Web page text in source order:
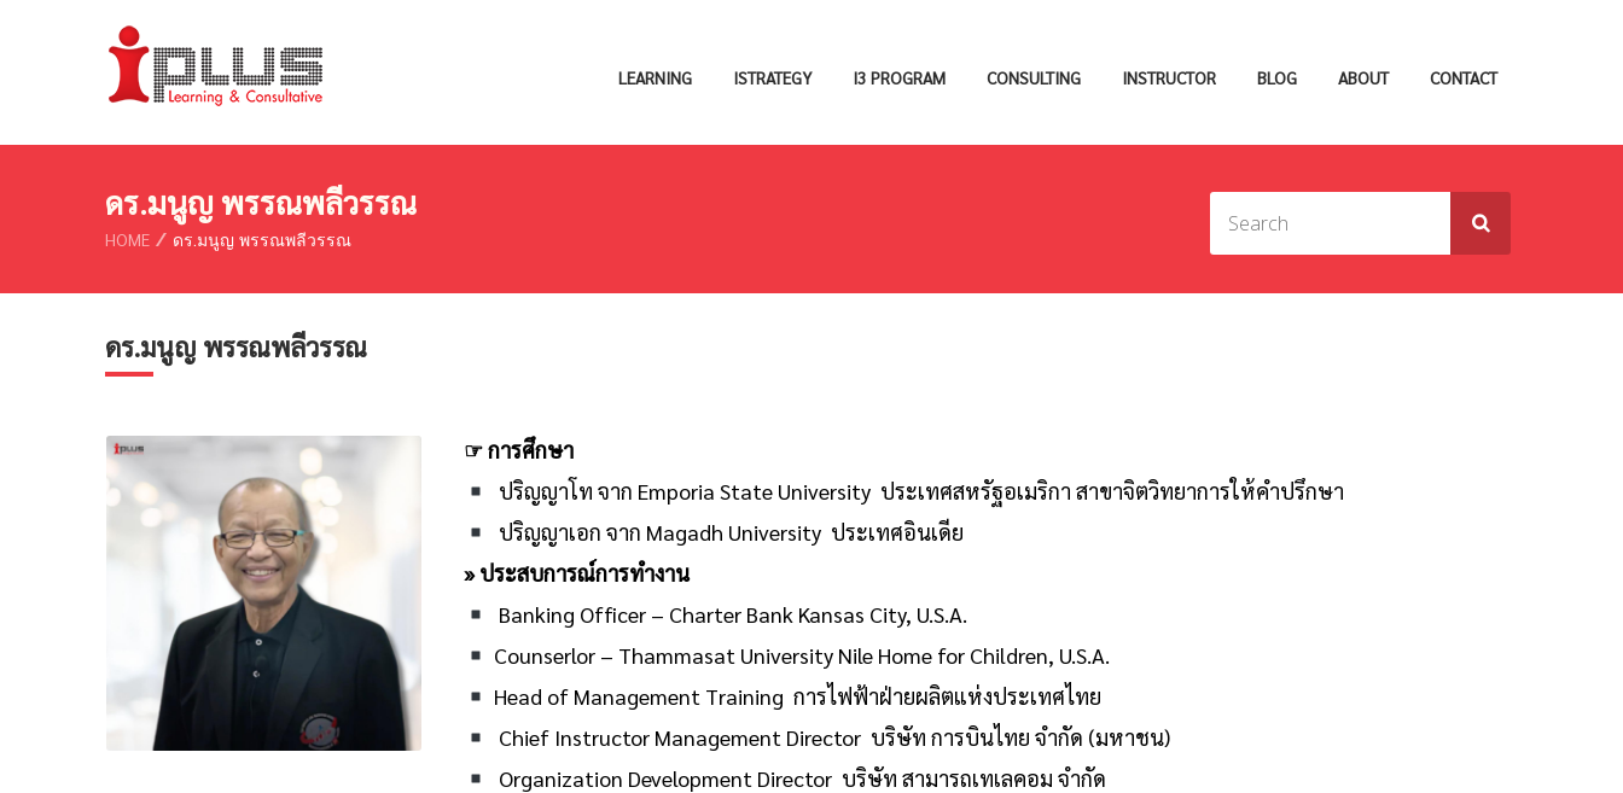
LEARNING ISTRATEGY I3 PROGRAM CONSULTING INSTRUCTOR BLOG ABOUT CONTACT
ดร.มนูญ พรรณพลีวรรณ
HOME ดร.มนูญ พรรณพลีวรรณ
ดร.มนูญ พรรณพลีวรรณ
☞การศึกษา
ปริญญาโท จาก Emporia State University ประเทศสหรัฐอเมริกา สาขาจิตวิทยาการให้คำปรึกษา
ปริญญาเอก จาก Magadh University ประเทศอินเดีย
»ประสบการณ์การทำงาน
Banking Officer – Charter Bank Kansas City, U.S.A.
Counserlor – Thammasat University Nile Home for Children, U.S.A.
Head of Management Training การไฟฟ้าฝ่ายผลิตแห่งประเทศไทย
Chief Instructor Management Director บริษัท การบินไทย จำกัด (มหาชน)
Organization Development Director บริษัท สามารถเทเลคอม จำกัด